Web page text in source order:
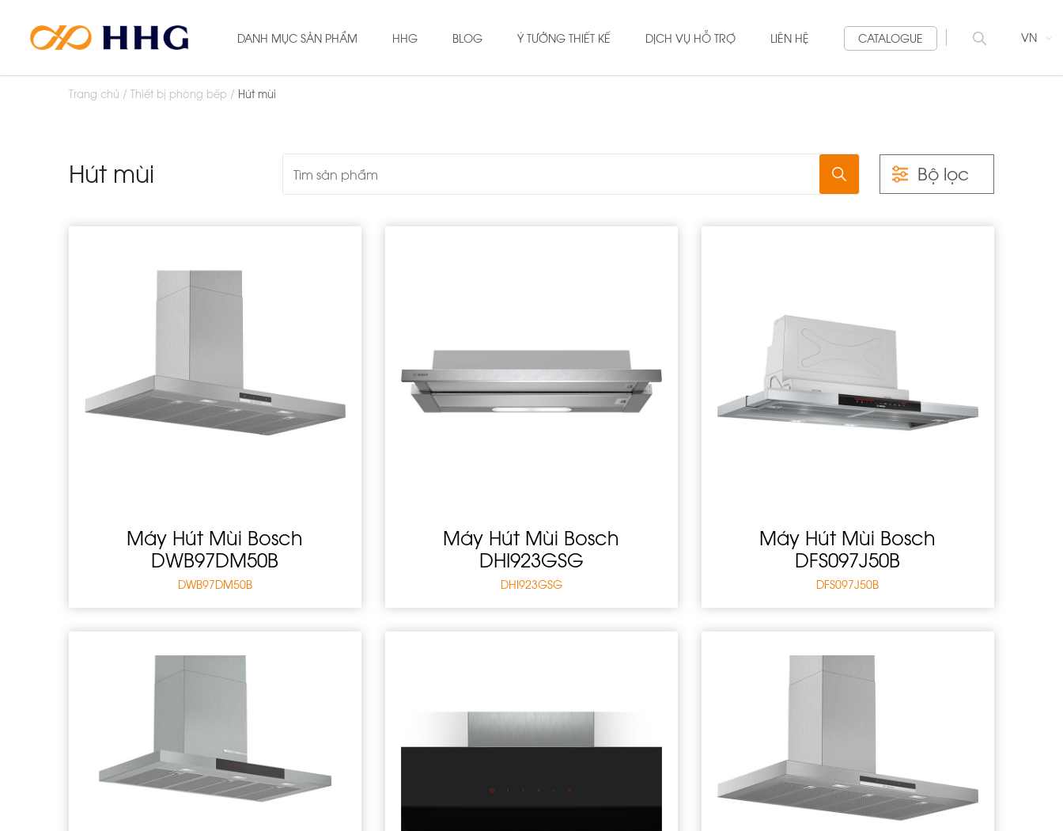
DANH MỤC SẢN PHẨM HHG BLOG Ý TƯỞNG THIẾT KẾ DỊCH VỤ HỖ TRỢ LIÊN HỆ CATALOGUE VN
Trang chủ Thiết bị phòng bếp Hút mùi
Hút mùi Bộ lọc
Máy Hút Mùi Bosch
DWB97DM50B
DWB97DM50B
Máy Hút Mùi Bosch
DHI923GSG
DHI923GSG
Máy Hút Mùi Bosch
DFS097J50B
DFS097J50B